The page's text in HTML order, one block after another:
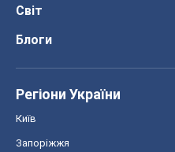
Світ
Блоги
Регіони України
Київ
Запоріжжя